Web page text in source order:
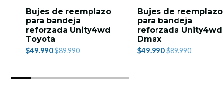
Bujes de reemplazo
para bandeja
reforzada Unity4wd
Toyota
$49.990$89.990
Bujes de reemplazo
para bandeja
reforzada Unity4wd
Dmax
$49.990$89.990